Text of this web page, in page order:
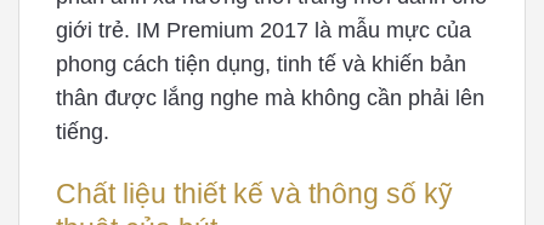
giới trẻ. IM Premium 2017 là mẫu mực của
phong cách tiện dụng, tinh tế và khiến bản
thân được lắng nghe mà không cần phải lên
tiếng.
Chất liệu thiết kế và thông số kỹ